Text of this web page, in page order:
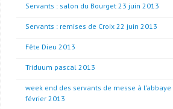
Servants : salon du Bourget 23 juin 2013
Servants : remises de Croix 22 juin 2013
Fête Dieu 2013
Triduum pascal 2013
week end des servants de messe à
février 2013